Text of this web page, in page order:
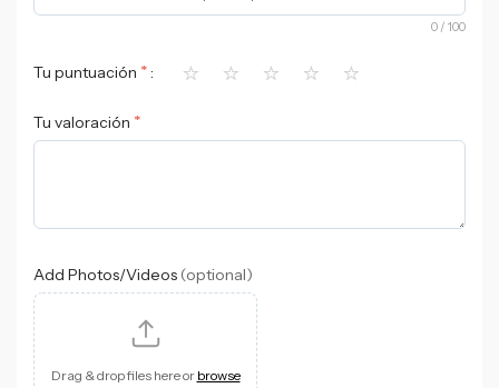
0 / 100
Tu puntuación * ⭐ ⭐ ⭐ ⭐ ⭐
Tu valoración *
Add Photos/Videos (optional)
Drag & drop files here or browse